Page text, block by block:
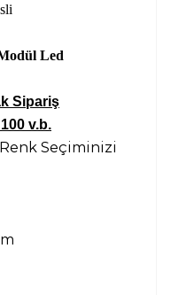
Led
Sipariş
v.b.
Seçiminizi